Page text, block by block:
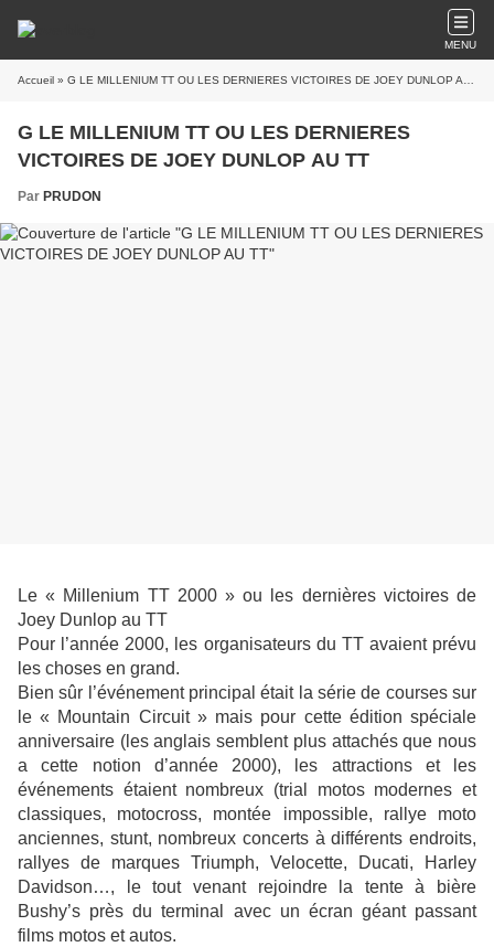
MENU
Accueil » G LE MILLENIUM TT OU LES DERNIERES VICTOIRES DE JOEY DUNLOP AU TT
G LE MILLENIUM TT OU LES DERNIERES
VICTOIRES DE JOEY DUNLOP AU TT
Par PRUDON
Le « Millenium TT 2000 » ou les dernières victoires de
Joey Dunlop au TT
Pour l’année 2000, les organisateurs du TT avaient prévu
les choses en grand.
Bien sûr l’événement principal était la série de courses sur
le « Mountain Circuit » mais pour cette édition spéciale
anniversaire (les anglais semblent plus attachés que nous
a cette notion d’année 2000), les attractions et les
événements étaient nombreux (trial motos modernes et
classiques, motocross, montée impossible, rallye moto
anciennes, stunt, nombreux concerts à différents endroits,
rallyes de marques Triumph, Velocette, Ducati, Harley
Davidson…, le tout venant rejoindre la tente à bière
Bushy’s près du terminal avec un écran géant passant
films motos et autos.